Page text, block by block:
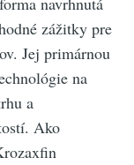
zážitky pre
Jej primárnou
na
a
Ako